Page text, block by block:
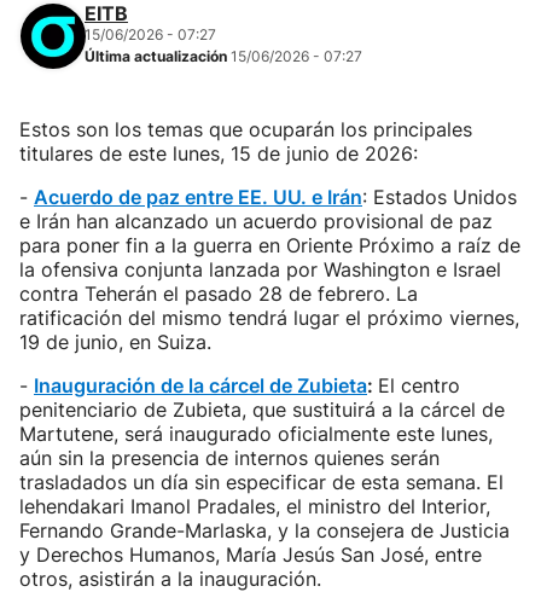
EITB
15/06/2026 - 07:27
Última actualización 15/06/2026 - 07:27
Estos son los temas que ocuparán los principales
titulares de este lunes, 15 de junio de 2026:
- Acuerdo de paz entre EE. UU. e Irán: Estados Unidos
e Irán han alcanzado un acuerdo provisional de paz
para poner fin a la guerra en Oriente Próximo a raíz de
la ofensiva conjunta lanzada por Washington e Israel
contra Teherán el pasado 28 de febrero. La
ratificación del mismo tendrá lugar el próximo viernes,
19 de junio, en Suiza.
- Inauguración de la cárcel de Zubieta: El centro
penitenciario de Zubieta, que sustituirá a la cárcel de
Martutene, será inaugurado oficialmente este lunes,
aún sin la presencia de internos quienes serán
trasladados un día sin especificar de esta semana. El
lehendakari Imanol Pradales, el ministro del Interior,
Fernando Grande-Marlaska, y la consejera de Justicia
y Derechos Humanos, María Jesús San José, entre
otros, asistirán a la inauguración.